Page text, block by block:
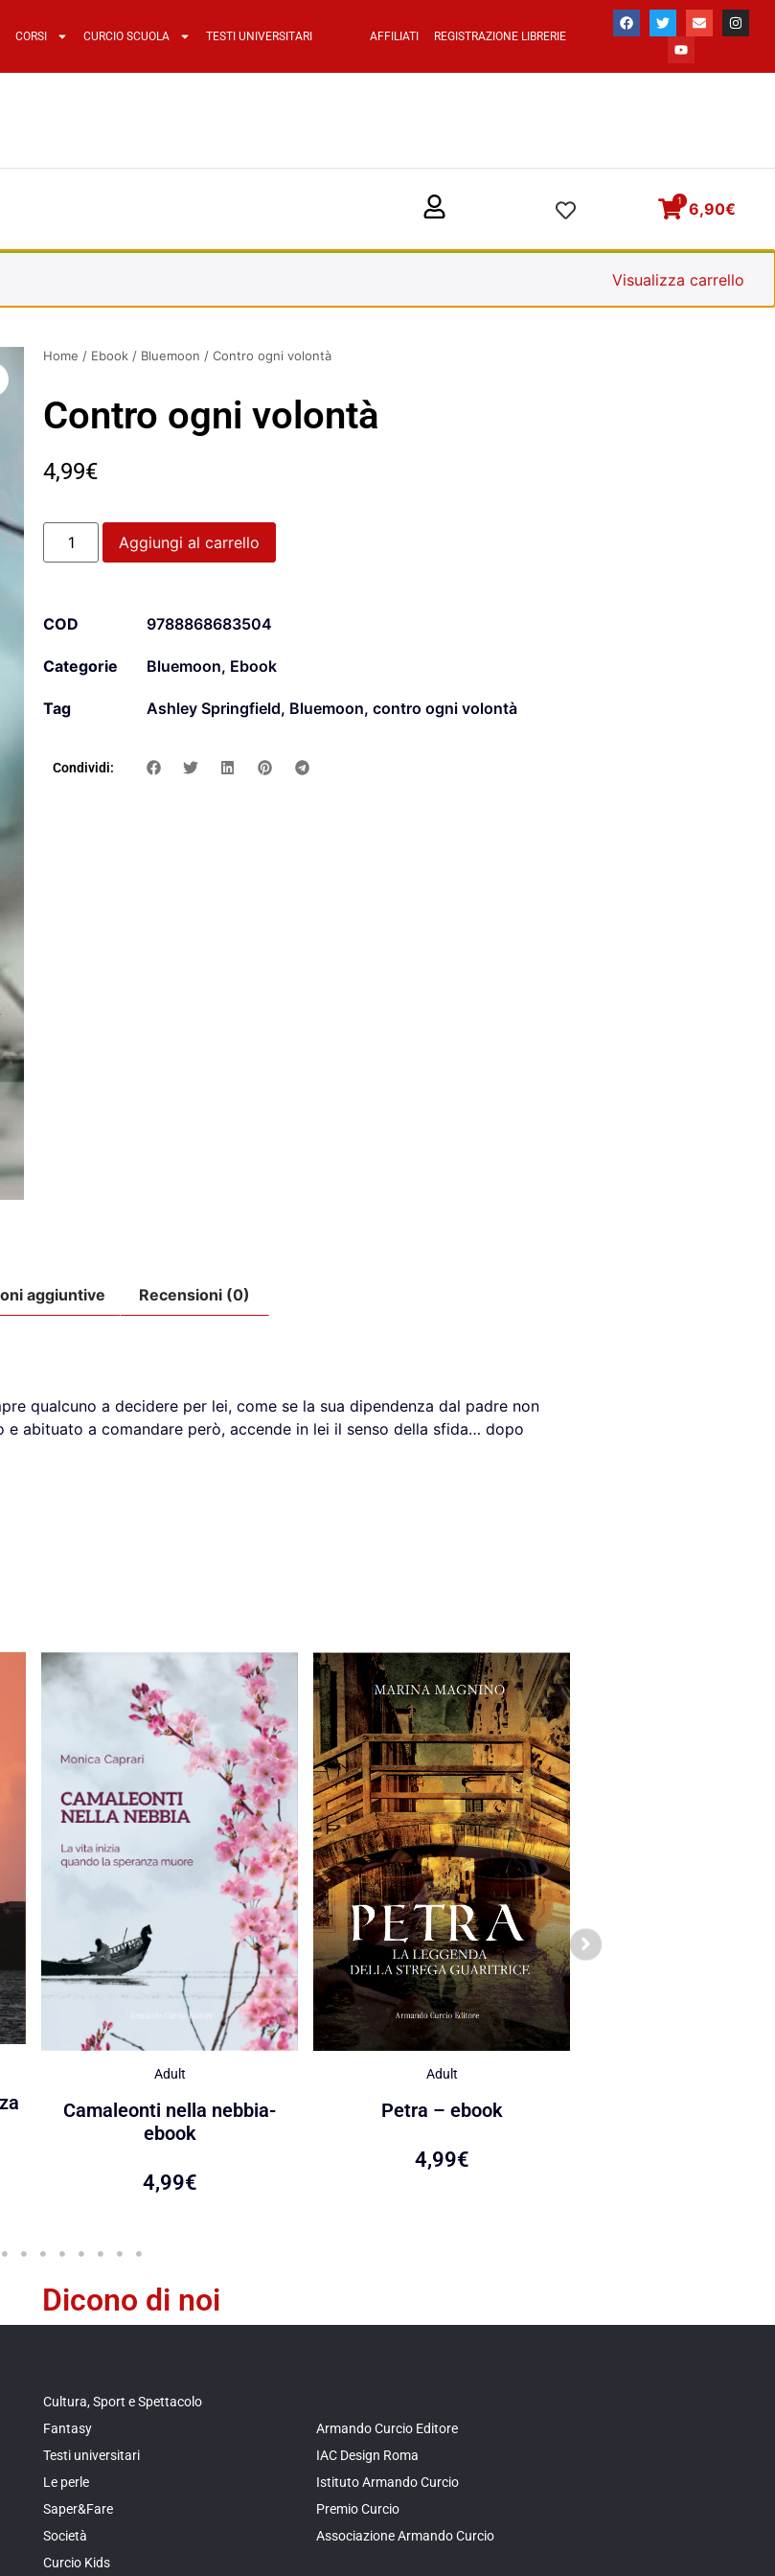
CORSI CURCIO SCUOLA TESTI UNIVERSITARI AFFILIATI REGISTRAZIONE LIBRERIE
6,90€
1
Visualizza carrello
Home / Ebook / Bluemoon / Contro ogni volontà
Contro ogni volontà
4,99€
Aggiungi al carrello
COD 9788868683504
Categorie Bluemoon, Ebook
Tag Ashley Springfield, Bluemoon, contro ogni volontà
Condividi:
aggiuntive Recensioni (0)
qualcuno a decidere per lei, come se la sua dipendenza dal padre non
abituato a comandare però, accende in lei il senso della sfida… dopo
Adult
Camaleonti nella nebbia-
ebook
4,99€
Adult
Petra – ebook
4,99€
Dicono di noi
Cultura, Sport e Spettacolo
Fantasy
Testi universitari
Le perle
Saper&Fare
Società
Curcio Kids
Armando Curcio Editore
IAC Design Roma
Istituto Armando Curcio
Premio Curcio
Associazione Armando Curcio